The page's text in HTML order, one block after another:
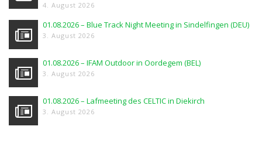
4. August 2026
01.08.2026 – Blue Track Night Meeting in Sindelfingen (DEU)
3. August 2026
01.08.2026 – IFAM Outdoor in Oordegem (BEL)
3. August 2026
01.08.2026 – Lafmeeting des CELTIC in Diekirch
3. August 2026